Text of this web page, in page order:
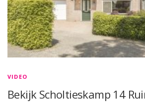
VIDEO
Bekijk Scholtieskamp 14